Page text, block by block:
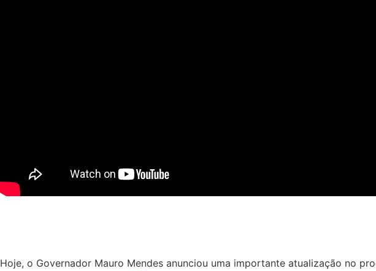
Hoje, o Governador Mauro Mendes anunciou uma importante atualização no